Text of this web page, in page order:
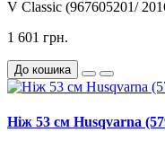
V Classic (967605201/
1 601 грн.
До кошика
Ніж 53 см Husqvarna